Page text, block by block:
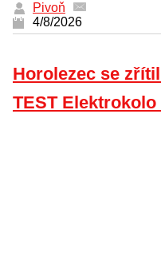
Pivoň
4/8/2026
Horolezec se
TEST Elektrokolo